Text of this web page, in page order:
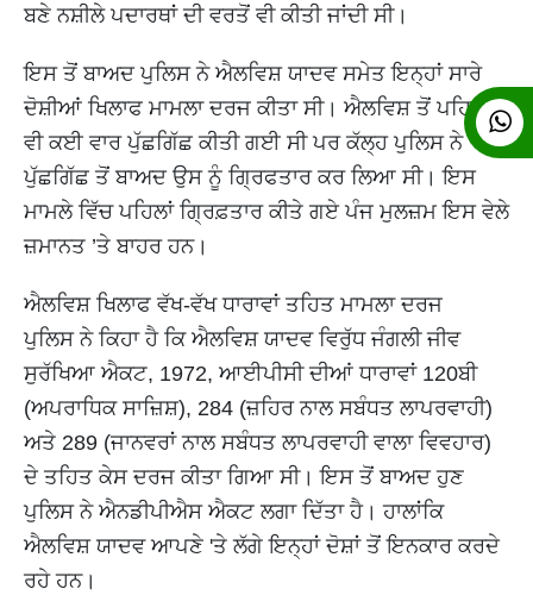
ਬਣੇ ਨਸ਼ੀਲੇ ਪਦਾਰਥਾਂ ਦੀ ਵਰਤੋਂ ਵੀ ਕੀਤੀ ਜਾਂਦੀ ਸੀ।
ਇਸ ਤੋਂ ਬਾਅਦ ਪੁਲਿਸ ਨੇ ਐਲਵਿਸ਼ ਯਾਦਵ ਸਮੇਤ ਇਨ੍ਹਾਂ ਸਾਰੇ
ਦੋਸ਼ੀਆਂ ਖਿਲਾਫ ਮਾਮਲਾ ਦਰਜ ਕੀਤਾ ਸੀ। ਐਲਵਿਸ਼ ਤੋਂ ਪਹਿਲਾਂ
ਵੀ ਕਈ ਵਾਰ ਪੁੱਛਗਿੱਛ ਕੀਤੀ ਗਈ ਸੀ ਪਰ ਕੱਲ੍ਹ ਪੁਲਿਸ ਨੇ
ਪੁੱਛਗਿੱਛ ਤੋਂ ਬਾਅਦ ਉਸ ਨੂੰ ਗ੍ਰਿਫਤਾਰ ਕਰ ਲਿਆ ਸੀ। ਇਸ
ਮਾਮਲੇ ਵਿੱਚ ਪਹਿਲਾਂ ਗ੍ਰਿਫ਼ਤਾਰ ਕੀਤੇ ਗਏ ਪੰਜ ਮੁਲਜ਼ਮ ਇਸ ਵੇਲੇ
ਜ਼ਮਾਨਤ ’ਤੇ ਬਾਹਰ ਹਨ।
ਐਲਵਿਸ਼ ਖਿਲਾਫ ਵੱਖ-ਵੱਖ ਧਾਰਾਵਾਂ ਤਹਿਤ ਮਾਮਲਾ ਦਰਜ
ਪੁਲਿਸ ਨੇ ਕਿਹਾ ਹੈ ਕਿ ਐਲਵਿਸ਼ ਯਾਦਵ ਵਿਰੁੱਧ ਜੰਗਲੀ ਜੀਵ
ਸੁਰੱਖਿਆ ਐਕਟ, 1972, ਆਈਪੀਸੀ ਦੀਆਂ ਧਾਰਾਵਾਂ 120ਬੀ
(ਅਪਰਾਧਿਕ ਸਾਜ਼ਿਸ਼), 284 (ਜ਼ਹਿਰ ਨਾਲ ਸਬੰਧਤ ਲਾਪਰਵਾਹੀ)
ਅਤੇ 289 (ਜਾਨਵਰਾਂ ਨਾਲ ਸਬੰਧਤ ਲਾਪਰਵਾਹੀ ਵਾਲਾ ਵਿਵਹਾਰ)
ਦੇ ਤਹਿਤ ਕੇਸ ਦਰਜ ਕੀਤਾ ਗਿਆ ਸੀ। ਇਸ ਤੋਂ ਬਾਅਦ ਹੁਣ
ਪੁਲਿਸ ਨੇ ਐਨਡੀਪੀਐਸ ਐਕਟ ਲਗਾ ਦਿੱਤਾ ਹੈ। ਹਾਲਾਂਕਿ
ਐਲਵਿਸ਼ ਯਾਦਵ ਆਪਣੇ 'ਤੇ ਲੱਗੇ ਇਨ੍ਹਾਂ ਦੋਸ਼ਾਂ ਤੋਂ ਇਨਕਾਰ ਕਰਦੇ
ਰਹੇ ਹਨ।